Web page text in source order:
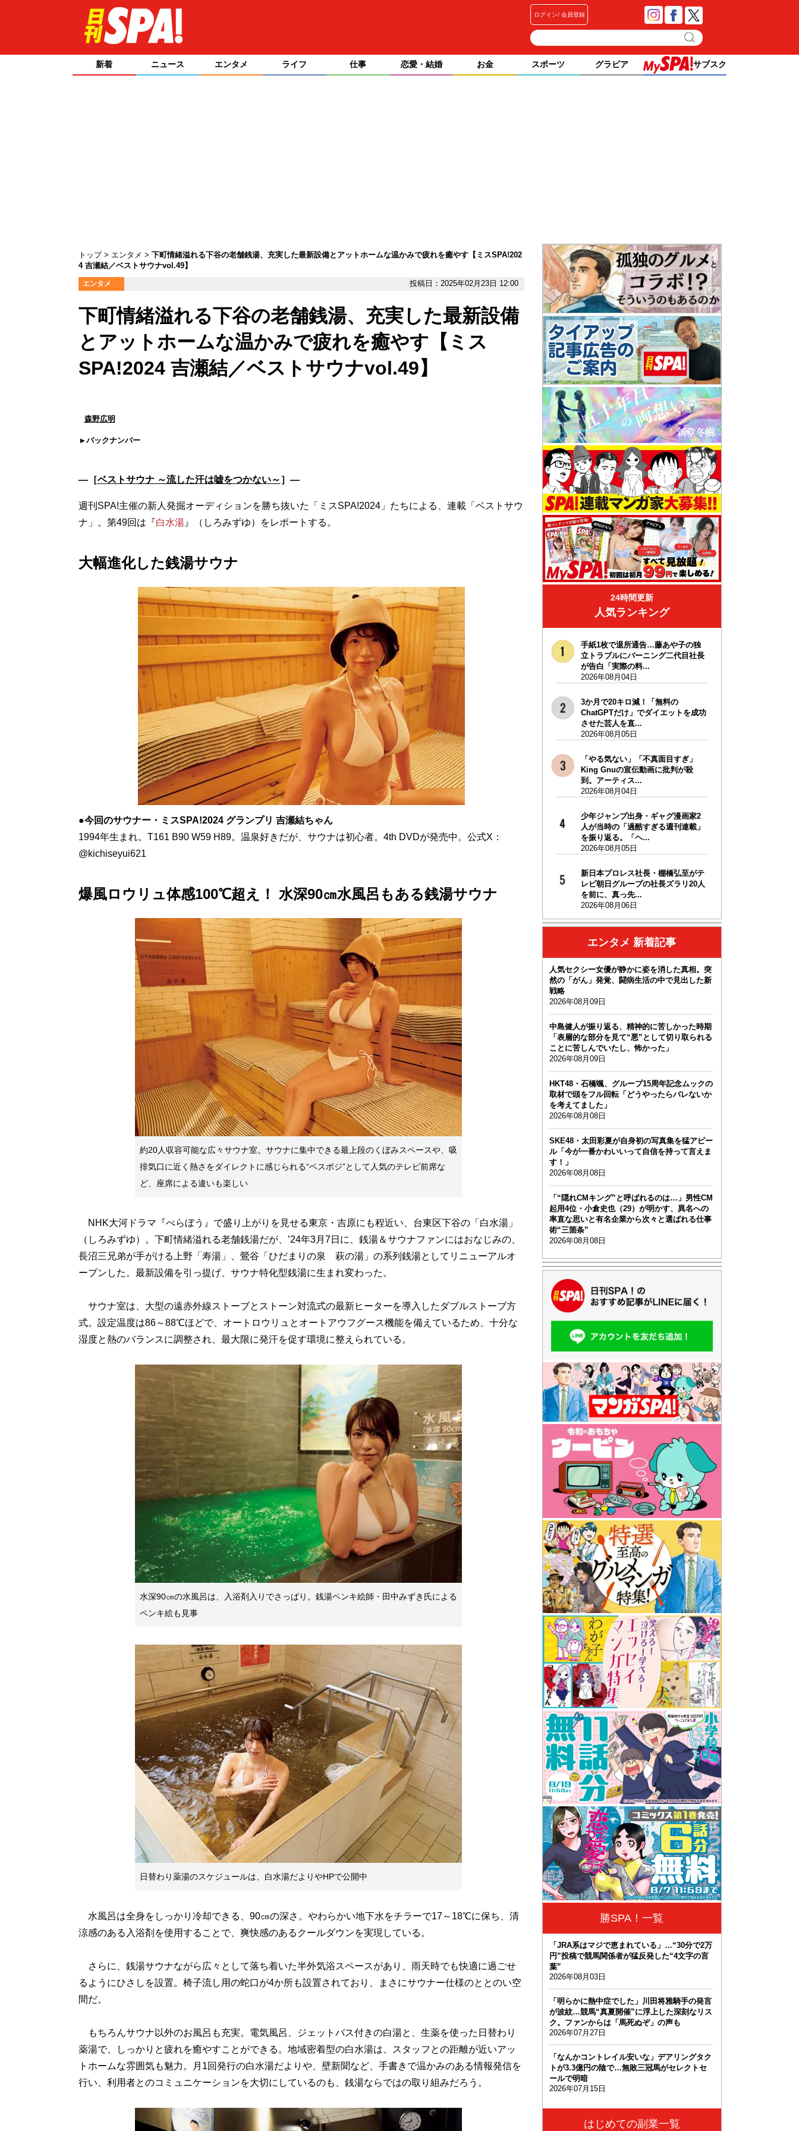
ログイン 会員登録
新着 ニュース エンタメ ライフ 仕事 恋愛・結婚 お金 スポーツ グラビア サブスク
トップ エンタメ
下町情緒溢れる下谷の老舗銭湯、充実した最新設備とアットホームな温かみで疲れを癒やす【ミスSPA!202
4 吉瀬結／ベストサウナvol.49】
エンタメ 投稿日：2025年02月23日 12:00
下町情緒溢れる下谷の老舗銭湯、充実した最新設備
とアットホームな温かみで疲れを癒やす【ミス
SPA!2024 吉瀬結／ベストサウナvol.49】
森野広明
バックナンバー
―［ベストサウナ ～流した汗は嘘をつかない～ ］―
週刊SPA!主催の新人発掘オーディションを勝ち抜いた「ミスSPA!2024」たちによる、連載「ベストサウ
ナ」。第49回は『白水湯』（しろみずゆ）をレポートする。
大幅進化した銭湯サウナ
●今回のサウナー・ミスSPA!2024 グランプリ 吉瀬結ちゃん
1994年生まれ。T161 B90 W59 H89。温泉好きだが、サウナは初心者。4th DVDが発売中。公式X：
@kichiseyui621
爆風ロウリュ体感100℃超え！ 水深90㎝水風呂もある銭湯サウナ
約20人収容可能な広々サウナ室。サウナに集中できる最上段のくぼみスペースや、吸
排気口に近く熱さをダイレクトに感じられる“ベスポジ”として人気のテレビ前席な
ど、座席による違いも楽しい
NHK大河ドラマ『べらぼう』で盛り上がりを見せる東京・吉原にも程近い、台東区下谷の「白水湯」
（しろみずゆ）。下町情緒溢れる老舗銭湯だが、’24年3月7日に、銭湯＆サウナファンにはおなじみの、
長沼三兄弟が手がける上野「寿湯」、鶯谷「ひだまりの泉 萩の湯」の系列銭湯としてリニューアルオ
ープンした。最新設備を引っ提げ、サウナ特化型銭湯に生まれ変わった。
サウナ室は、大型の遠赤外線ストーブとストーン対流式の最新ヒーターを導入したダブルストーブ方
式。設定温度は86～88℃ほどで、オートロウリュとオートアウフグース機能を備えているため、十分な
湿度と熱のバランスに調整され、最大限に発汗を促す環境に整えられている。
水深90㎝の水風呂は、入浴剤入りでさっぱり。銭湯ペンキ絵師・田中みずき氏による
ペンキ絵も見事
日替わり薬湯のスケジュールは、白水湯だよりやHPで公開中
水風呂は全身をしっかり冷却できる、90㎝の深さ。やわらかい地下水をチラーで17～18℃に保ち、清
涼感のある入浴剤を使用することで、爽快感のあるクールダウンを実現している。
さらに、銭湯サウナながら広々として落ち着いた半外気浴スペースがあり、雨天時でも快適に過ごせ
るようにひさしを設置。椅子流し用の蛇口が4か所も設置されており、まさにサウナー仕様のととのい空
間だ。
もちろんサウナ以外のお風呂も充実。電気風呂、ジェットバス付きの白湯と、生薬を使った日替わり
薬湯で、しっかりと疲れを癒やすことができる。地域密着型の白水湯は、スタッフとの距離が近いアッ
トホームな雰囲気も魅力。月1回発行の白水湯だよりや、壁新聞など、手書きで温かみのある情報発信を
行い、利用者とのコミュニケーションを大切にしているのも、銭湯ならではの取り組みだろう。
24時間更新
人気ランキング
手紙1枚で退所通告…藤あや子の独
立トラブルにバーニング二代目社長
が告白「実際の料...
2026年08月04日
3か月で20キロ減！「無料の
ChatGPTだけ」でダイエットを成功
させた芸人を直...
2026年08月05日
「やる気ない」「不真面目すぎ」
King Gnuの宣伝動画に批判が殺
到。アーティス...
2026年08月04日
少年ジャンプ出身・ギャグ漫画家2
人が当時の「過酷すぎる週刊連載」
を振り返る。「ヘ...
2026年08月05日
新日本プロレス社長・棚橋弘至がテ
レビ朝日グループの社長ズラリ20人
を前に、真っ先...
2026年08月06日
エンタメ 新着記事
人気セクシー女優が静かに姿を消した真相。突
然の「がん」発覚、闘病生活の中で見出した新
戦略
2026年08月09日
中島健人が振り返る、精神的に苦しかった時期
「表層的な部分を見て“悪”として切り取られる
ことに苦しんでいたし、怖かった」
2026年08月09日
HKT48・石橋颯、グループ15周年記念ムックの
取材で頭をフル回転「どうやったらバレないか
を考えてました」
2026年08月08日
SKE48・太田彩夏が自身初の写真集を猛アピー
ル「今が一番かわいいって自信を持って言えま
す！」
2026年08月08日
「“隠れCMキング”と呼ばれるのは…」男性CM
起用4位・小倉史也（29）が明かす、異名への
率直な思いと有名企業から次々と選ばれる仕事
術“三箇条”
2026年08月08日
勝SPA！一覧
「JRA系はマジで恵まれている」…“30分で2万
円”投稿で競馬関係者が猛反発した“4文字の言
葉”
2026年08月03日
「明らかに熱中症でした」川田将雅騎手の発言
が波紋…競馬“真夏開催”に浮上した深刻なリス
ク。ファンからは「馬死ぬぞ」の声も
2026年07月27日
「なんかコントレイル安いな」デアリングタク
トが3.3億円の陰で…無敗三冠馬がセレクトセ
ールで明暗
2026年07月15日
はじめての副業一覧